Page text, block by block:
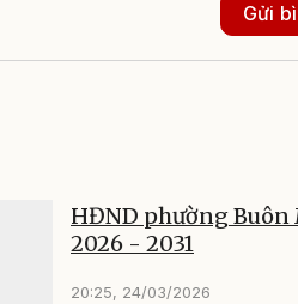
Gửi
HĐND phường Buôn
2026 - 2031
20:25, 24/03/2026